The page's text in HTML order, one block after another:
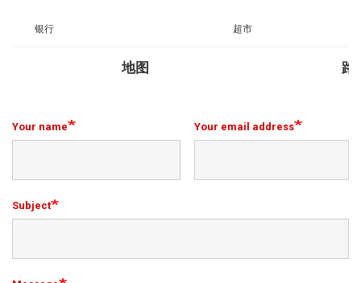
Your name Your email address
Subject